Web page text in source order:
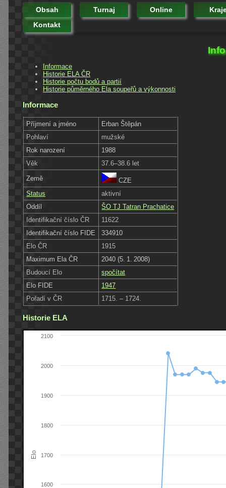
Obsah Turnaj Online
Kontakt
Informace
Historie ELA ČR
Historie počtu bodů a partií
Historie půměrného Ela soupeřů a výkonnosti
Informace
Příjmení a jméno
Erban Štěpán
Pohlaví
mužské
Rok narození
1988
Věk
37.6–38.6 let
Země
CZE
Status
aktivní
Oddíl
ŠO TJ Tatran Prachatice
Identifikační číslo ČR
11622
Identifikační číslo FIDE
334910
Elo ČR
1915
Maximum Ela ČR
2040 (5. 1. 2008)
Budoucí Elo
spočítat
Elo FIDE
1947
Pořadí v ČR
1715. – 1724.
Historie ELA
Elo
1600
1700
1800
1900
2000
2100